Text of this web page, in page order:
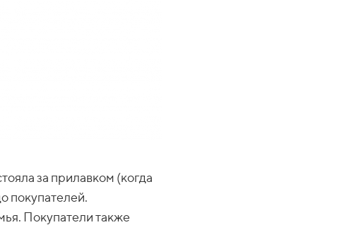
за прилавком (когда
покупателей.
Покупатели также